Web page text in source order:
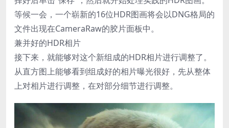
等候一会，一个崭新的16位HDR图画将会以DNG格局的
文件出现在CameraRaw的胶片面板中。
兼并好的HDR相片
接下来，就能够对这个新组成的HDR相片进行调整了。
从直方图上能够看到组成好的相片曝光很好，先从整体
上对相片进行调整，在对部分细节进行调整。